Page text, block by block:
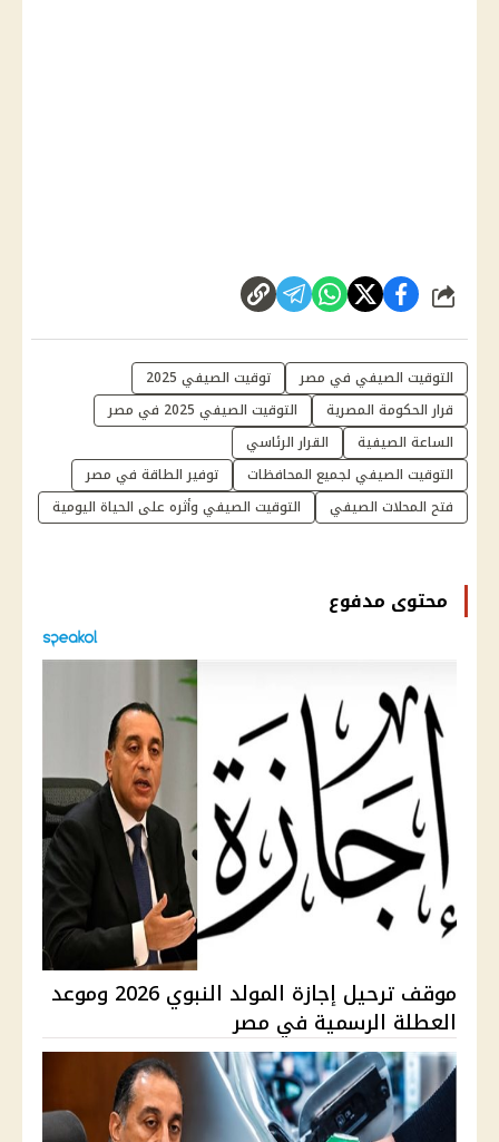
شارك
التوقيت الصيفي في مصر
توقيت الصيفي 2025
قرار الحكومة المصرية
التوقيت الصيفي 2025 في مصر
الساعة الصيفية
القرار الرئاسي
التوقيت الصيفي لجميع المحافظات
توفير الطاقة في مصر
فتح المحلات الصيفي
التوقيت الصيفي وأثره على الحياة اليومية
محتوى مدفوع
موقف ترحيل إجازة المولد النبوي 2026 وموعد
العطلة الرسمية في مصر